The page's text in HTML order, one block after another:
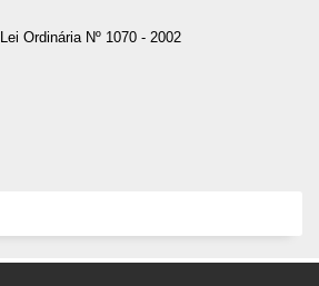
Lei Ordinária Nº 1070 - 2002